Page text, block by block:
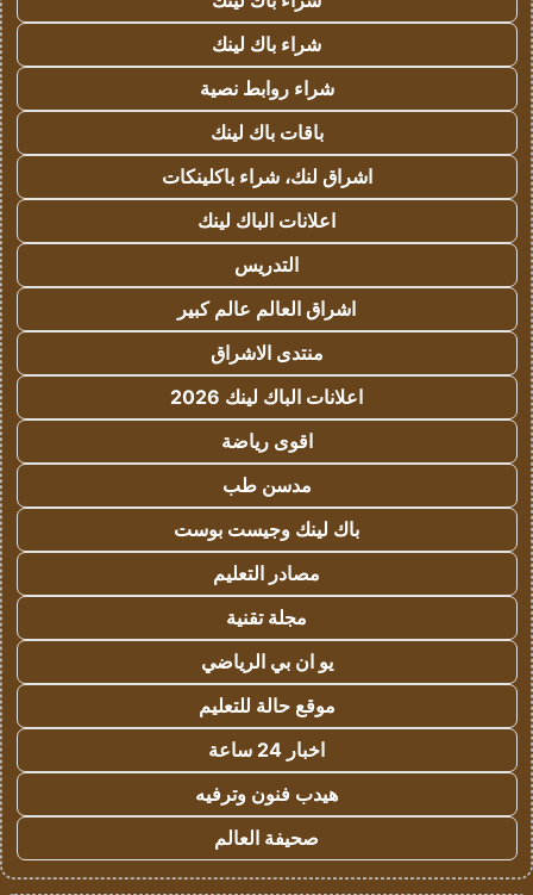
شراء باك لينك
شراء روابط نصية
باقات باك لينك
اشراق لنك، شراء باكلينكات
اعلانات الباك لينك
التدريس
اشراق العالم عالم كبير
منتدى الاشراق
اعلانات الباك لينك 2026
اقوى رياضة
مدسن طب
باك لينك وجيست بوست
مصادر التعليم
مجلة تقنية
يو ان بي الرياضي
موقع حالة للتعليم
اخبار 24 ساعة
هيدب فنون وترفيه
صحيفة العالم